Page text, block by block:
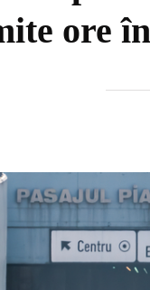
ore